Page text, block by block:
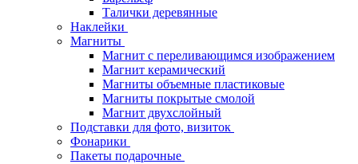
Талички деревянные
Наклейки
Магниты
Магнит с переливающимся изображением
Магнит керамический
Магниты объемные пластиковые
Магниты покрытые смолой
Магнит двухслойный
Подставки для фото, визиток
Фонарики
Пакеты подарочные